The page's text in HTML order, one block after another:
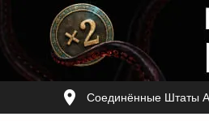
Соединённые Штаты